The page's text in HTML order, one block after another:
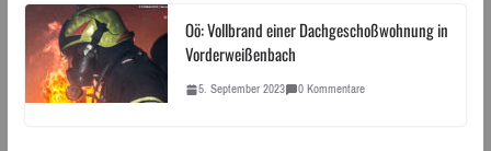
Oö: Vollbrand einer Dachgeschoßwohnung in
Vorderweißenbach
5. September 2023 0 Kommentare